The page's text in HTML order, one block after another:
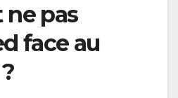
pas
face au